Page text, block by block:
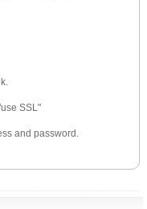
SSL"
and password.